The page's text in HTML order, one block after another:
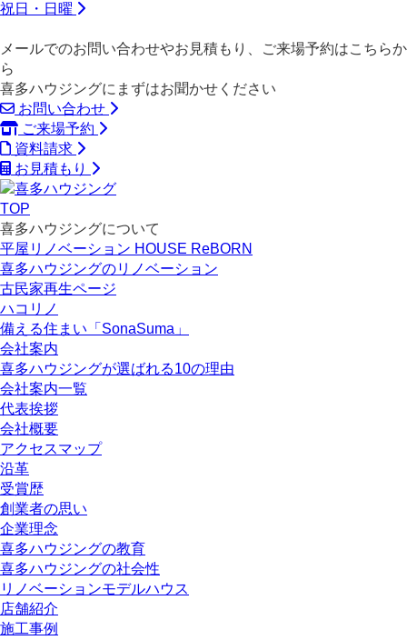
祝日・日曜
メールでのお問い合わせやお見積もり、ご来場予約はこちらか
ら
喜多ハウジングにまずはお聞かせください
お問い合わせ
ご来場予約
資料請求
お見積もり
TOP
喜多ハウジングについて
平屋リノベーション HOUSE ReBORN
喜多ハウジングのリノベーション
古民家再生ページ
ハコリノ
備える住まい「SonaSuma」
会社案内
喜多ハウジングが選ばれる10の理由
会社案内一覧
代表挨拶
会社概要
アクセスマップ
沿革
受賞歴
創業者の思い
企業理念
喜多ハウジングの教育
喜多ハウジングの社会性
リノベーションモデルハウス
店舗紹介
施工事例